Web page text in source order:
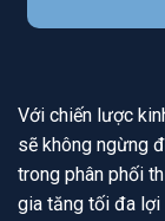
Với chiến lược
sẽ không ngừng
trong phân phối
gia tăng tối đa lợi